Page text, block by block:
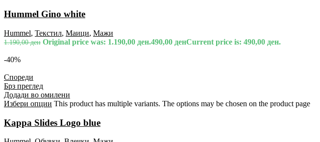
Hummel Gino white
Hummel, Текстил, Маици, Мажи
1.190,00ден Original price was: 1.190,00 ден.490,00 денCurrent price is: 490,00 ден.
-40%
Спореди
Брз преглед
Додади во омилени
Избери опции This product has multiple variants. The options may be chosen on the product page
Kappa Slides Logo blue